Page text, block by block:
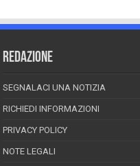
REDAZIONE
SEGNALACI UNA NOTIZIA
RICHIEDI INFORMAZIONI
PRIVACY POLICY
NOTE LEGALI